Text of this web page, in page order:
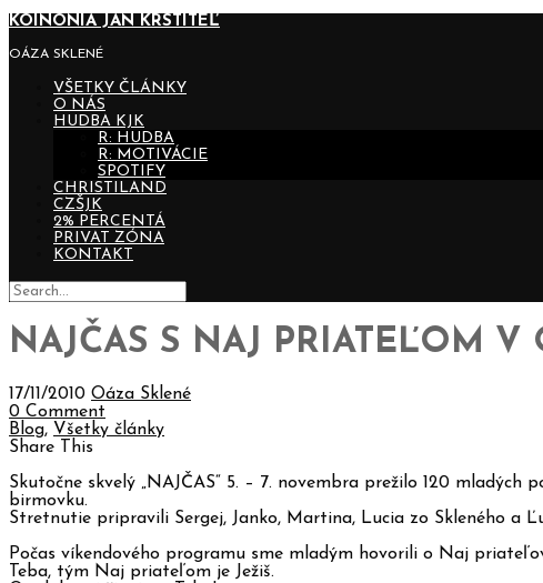
KOINONIA JÁN KRSTITEĽ
OÁZA SKLENÉ
VŠETKY ČLÁNKY
O NÁS
HUDBA KJK
R: HUDBA
R: MOTIVÁCIE
SPOTIFY
CHRISTILAND
CZŠJK
2% PERCENTÁ
PRIVAT ZÓNA
KONTAKT
NAJČAS S NAJ PRIATEĽOM V
17/11/2010 Oáza Sklené
0 Comment
Blog, Všetky články
Share This
Skutočne skvelý „NAJČAS“ 5. – 7. novembra prežilo 120 mladých
birmovku.
Stretnutie pripravili Sergej, Janko, Martina, Lucia zo Skleného a
Počas víkendového programu sme mladým hovorili o Naj
Teba, tým Naj priateľom je Ježiš.